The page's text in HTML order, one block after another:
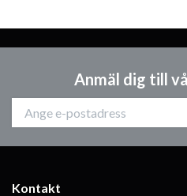
Anmäl dig till
Kontakt